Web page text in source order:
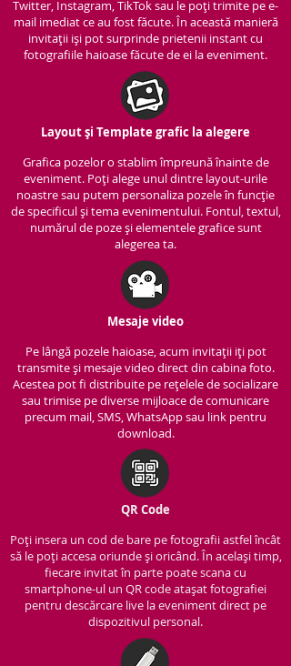
Twitter, Instagram, TikTok sau le poți trimite pe e-
mail imediat ce au fost făcute. În această manieră
invitații iși pot surprinde prietenii instant cu
fotografiile haioase făcute de ei la eveniment.
Layout și Template grafic la alegere
Grafica pozelor o stablim împreună înainte de
eveniment. Poți alege unul dintre layout-urile
noastre sau putem personaliza pozele în funcție
de specificul și tema evenimentului. Fontul, textul,
numărul de poze și elementele grafice sunt
alegerea ta.
Mesaje video
Pe lângă pozele haioase, acum invitații iți pot
transmite și mesaje video direct din cabina foto.
Acestea pot fi distribuite pe rețelele de socializare
sau trimise pe diverse mijloace de comunicare
precum mail, SMS, WhatsApp sau link pentru
download.
QR Code
Poți insera un cod de bare pe fotografii astfel încât
să le poți accesa oriunde și oricând. În același timp,
fiecare invitat în parte poate scana cu
smartphone-ul un QR code atașat fotografiei
pentru descărcare live la eveniment direct pe
dispozitivul personal.